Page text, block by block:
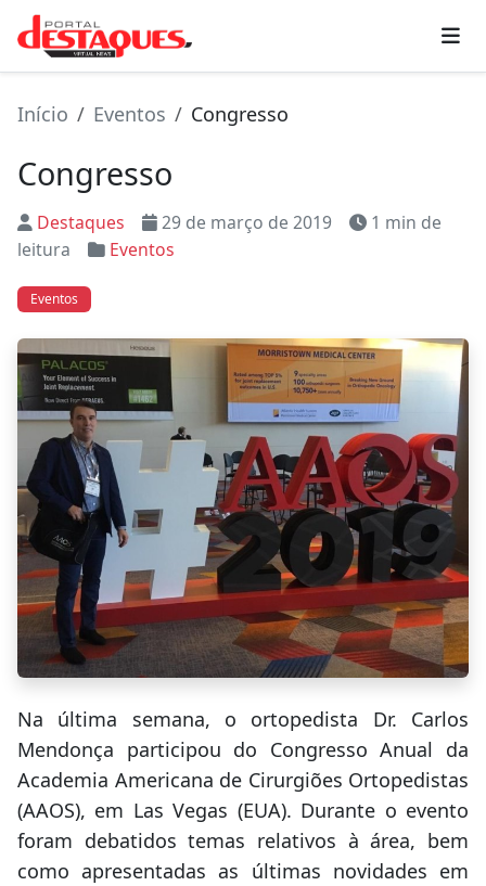
Início Eventos Congresso
Congresso
Destaques 29 de março de 2019
1 min de
leitura
Eventos
Eventos
Na última semana, o ortopedista Dr. Carlos
Mendonça participou do Congresso Anual da
Academia Americana de Cirurgiões Ortopedistas
(AAOS), em Las Vegas (EUA). Durante o evento
foram debatidos temas relativos à área, bem
como apresentadas as últimas novidades em